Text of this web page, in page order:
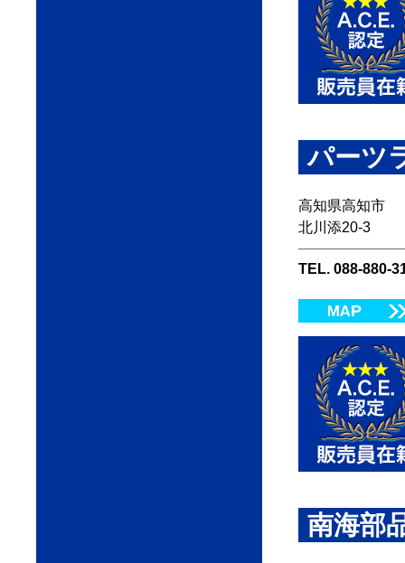
パーツ
高知県高知市
北川添20-3
TEL. 088-880-
南海部